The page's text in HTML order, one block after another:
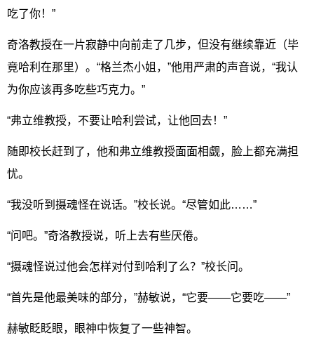
吃了你！”
奇洛教授在一片寂静中向前走了几步，但没有继续靠近（毕
竟哈利在那里）。“格兰杰小姐，”他用严肃的声音说，“我认
为你应该再多吃些巧克力。”
“弗立维教授，不要让哈利尝试，让他回去！”
随即校长赶到了，他和弗立维教授面面相觑，脸上都充满担
忧。
“我没听到摄魂怪在说话。”校长说。“尽管如此……”
“问吧。”奇洛教授说，听上去有些厌倦。
“摄魂怪说过他会怎样对付到哈利了么？”校长问。
“首先是他最美味的部分，”赫敏说，“它要——它要吃——”
赫敏眨眨眼，眼神中恢复了一些神智。